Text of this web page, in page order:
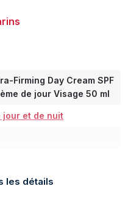
Firming Day Cream SPF
de jour Visage 50 ml
jour et de nuit
les détails